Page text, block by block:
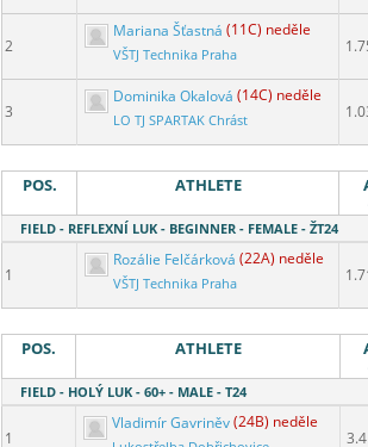
2
Mariana Šťastná (11C) neděle
VŠTJ Technika Praha
3
Dominika Okalová (14C) neděle
LO TJ SPARTAK Chrást
POS. ATHLETE
FIELD - REFLEXNÍ LUK - BEGINNER - FEMALE - ŽT24
1
Rozálie Felčárková (22A) neděle
VŠTJ Technika Praha
POS. ATHLETE
FIELD - HOLÝ LUK - 60+ - MALE - T24
1
Vladimír Gavriněv(24B) neděle